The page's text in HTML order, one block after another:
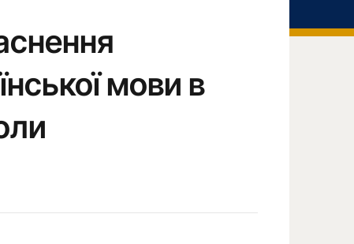
мови в